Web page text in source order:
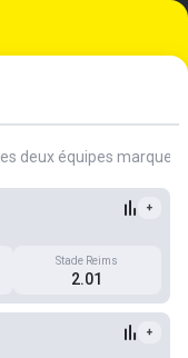
Les deux équipes marquent
+
Stade Reims
2.01
+